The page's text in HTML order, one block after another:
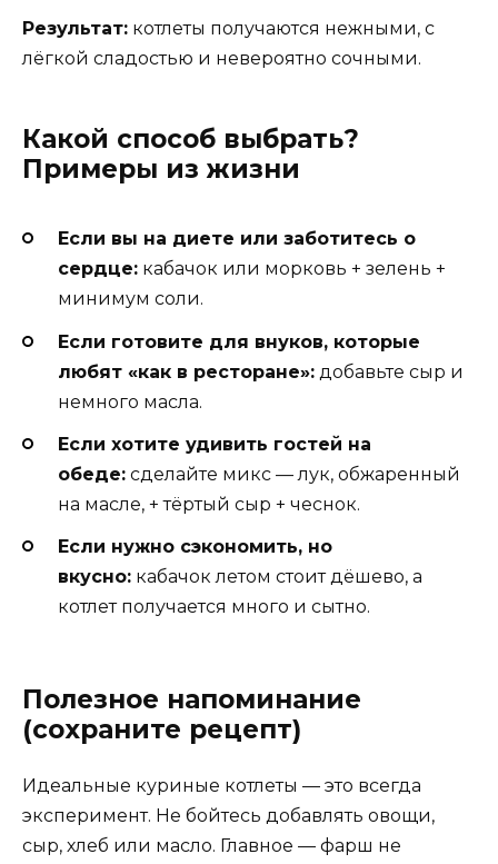
Результат: котлеты получаются нежными, с
лёгкой сладостью и невероятно сочными.
Какой способ выбрать?
Примеры из жизни
Если вы на диете или заботитесь о
сердце: кабачок или морковь + зелень +
минимум соли.
Если готовите для внуков, которые
любят «как в ресторане»: добавьте сыр и
немного масла.
Если хотите удивить гостей на
обеде: сделайте микс — лук, обжаренный
на масле, + тёртый сыр + чеснок.
Если нужно сэкономить, но
вкусно: кабачок летом стоит дёшево, а
котлет получается много и сытно.
Полезное напоминание
(сохраните рецепт)
Идеальные куриные котлеты — это всегда
эксперимент. Не бойтесь добавлять овощи,
сыр, хлеб или масло. Главное — фарш не